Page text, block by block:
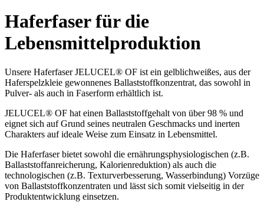
Haferfaser für die
Lebensmittelproduktion
Unsere Haferfaser JELUCEL® OF ist ein gelblichweißes, aus der
Haferspelzkleie gewonnenes Ballaststoffkonzentrat, das sowohl in
Pulver- als auch in Faserform erhältlich ist.
JELUCEL® OF hat einen Ballaststoffgehalt von über 98 % und
eignet sich auf Grund seines neutralen Geschmacks und inerten
Charakters auf ideale Weise zum Einsatz in Lebensmittel.
Die Haferfaser bietet sowohl die ernährungsphysiologischen (z.B.
Ballaststoffanreicherung, Kalorienreduktion) als auch die
technologischen (z.B. Texturverbesserung, Wasserbindung) Vorzüge
von Ballaststoffkonzentraten und lässt sich somit vielseitig in der
Produktentwicklung einsetzen.